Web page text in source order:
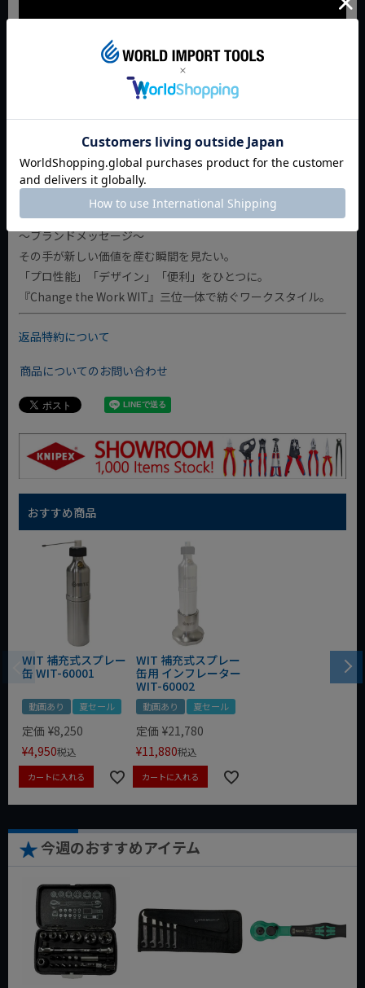
の製品ブランドです。
プロメカニックの現場の声をもとに企画され、高品質・手頃な
価格・かゆい所に手が届くユニークさを兼ね備えた工具を展開
しています。
～ブランドメッセージ～
その手が新しい価値を産む瞬間を見たい。
「プロ性能」「デザイン」「便利」をひとつに。
『Change the Work WIT』三位一体で紡ぐワークスタイル。
返品特約について
商品についてのお問い合わせ
おすすめ商品
WIT 補充式スプレー
缶 WIT-60001
動画あり 夏セール
定価 ¥8,250
¥4,950税込
カートに入れる
WIT 補充式スプレー
缶用 インフレーター
WIT-60002
動画あり 夏セール
定価 ¥21,780
¥11,880税込
カートに入れる
今週のおすすめアイテム